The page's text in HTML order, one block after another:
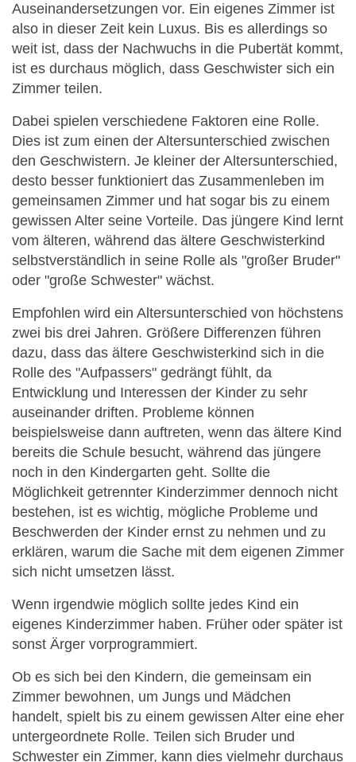
Auseinandersetzungen vor. Ein eigenes Zimmer ist
also in dieser Zeit kein Luxus. Bis es allerdings so
weit ist, dass der Nachwuchs in die Pubertät kommt,
ist es durchaus möglich, dass Geschwister sich ein
Zimmer teilen.
Dabei spielen verschiedene Faktoren eine Rolle.
Dies ist zum einen der Altersunterschied zwischen
den Geschwistern. Je kleiner der Altersunterschied,
desto besser funktioniert das Zusammenleben im
gemeinsamen Zimmer und hat sogar bis zu einem
gewissen Alter seine Vorteile. Das jüngere Kind lernt
vom älteren, während das ältere Geschwisterkind
selbstverständlich in seine Rolle als "großer Bruder"
oder "große Schwester" wächst.
Empfohlen wird ein Altersunterschied von höchstens
zwei bis drei Jahren. Größere Differenzen führen
dazu, dass das ältere Geschwisterkind sich in die
Rolle des "Aufpassers" gedrängt fühlt, da
Entwicklung und Interessen der Kinder zu sehr
auseinander driften. Probleme können
beispielsweise dann auftreten, wenn das ältere Kind
bereits die Schule besucht, während das jüngere
noch in den Kindergarten geht. Sollte die
Möglichkeit getrennter Kinderzimmer dennoch nicht
bestehen, ist es wichtig, mögliche Probleme und
Beschwerden der Kinder ernst zu nehmen und zu
erklären, warum die Sache mit dem eigenen Zimmer
sich nicht umsetzen lässt.
Wenn irgendwie möglich sollte jedes Kind ein
eigenes Kinderzimmer haben. Früher oder später ist
sonst Ärger vorprogrammiert.
Ob es sich bei den Kindern, die gemeinsam ein
Zimmer bewohnen, um Jungs und Mädchen
handelt, spielt bis zu einem gewissen Alter eine eher
untergeordnete Rolle. Teilen sich Bruder und
Schwester ein Zimmer, kann dies vielmehr durchaus